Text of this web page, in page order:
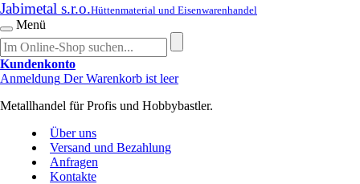
Jabimetal s.r.o.Hüttenmaterial und Eisenwarenhandel
Menü
Kundenkonto
Anmeldung Der Warenkorb ist leer
Metallhandel für Profis und Hobbybastler.
Über uns
Versand und Bezahlung
Anfragen
Kontakte